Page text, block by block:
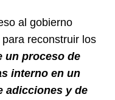
al gobierno
reconstruir los
un proceso de
interno en un
adicciones y de